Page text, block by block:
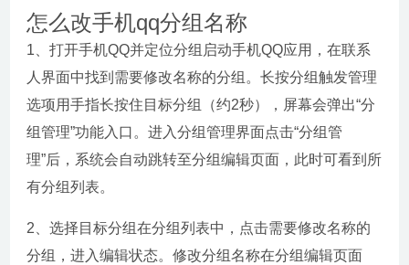
怎么改手机qq分组名称
1、打开手机QQ并定位分组启动手机QQ应用，在联系
人界面中找到需要修改名称的分组。长按分组触发管理
选项用手指长按住目标分组（约2秒），屏幕会弹出“分
组管理”功能入口。进入分组管理界面点击“分组管
理”后，系统会自动跳转至分组编辑页面，此时可看到所
有分组列表。
2、选择目标分组在分组列表中，点击需要修改名称的
分组，进入编辑状态。修改分组名称在分组编辑页面